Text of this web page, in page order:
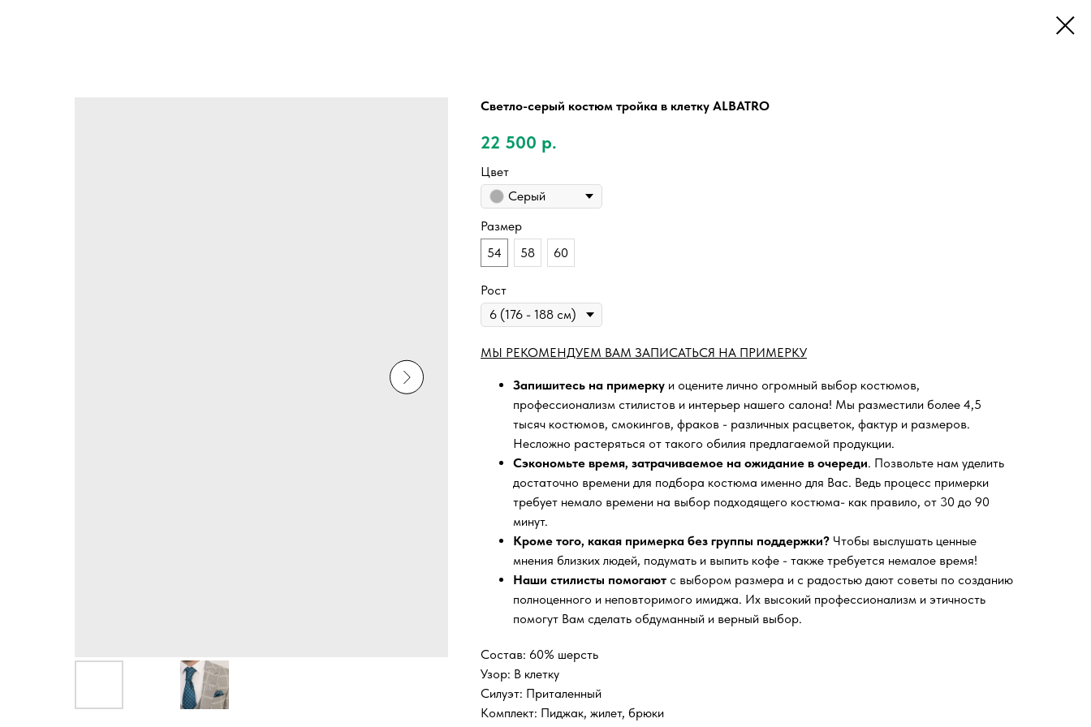
Светло-серый костюм тройка в клетку ALBATRO
22 500 р.
Цвет
Серый
Размер
54
58 60
Рост
МЫ РЕКОМЕНДУЕМ ВАМ ЗАПИСАТЬСЯ НА ПРИМЕРКУ
Запишитесь на примерку и оцените лично огромный выбор костюмов,
профессионализм стилистов и интерьер нашего салона! Мы разместили более 4,5
тысяч костюмов, смокингов, фраков - различных расцветок, фактур и размеров.
Несложно растеряться от такого обилия предлагаемой продукции.
Сэкономьте время, затрачиваемое на ожидание в очереди. Позвольте нам уделить
достаточно времени для подбора костюма именно для Вас. Ведь процесс примерки
требует немало времени на выбор подходящего костюма- как правило, от 30 до 90
минут.
Кроме того, какая примерка без группы поддержки? Чтобы выслушать ценные
мнения близких людей, подумать и выпить кофе - также требуется немалое время!
Наши стилисты помогают с выбором размера и с радостью дают советы по созданию
полноценного и неповторимого имиджа. Их высокий профессионализм и этичность
помогут Вам сделать обдуманный и верный выбор.
Состав: 60% шерсть
Узор: В клетку
Силуэт: Приталенный
Комплект: Пиджак, жилет, брюки